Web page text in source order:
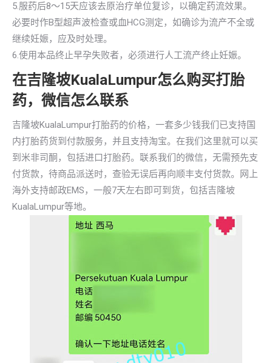
5.服药后8～15天应该去原治疗单位复诊，以确定药流效果。
必要时作B型超声波检查或血HCG测定，如确诊为流产不全或
继续妊娠，应及时处理。
6.使用本品终止早孕失败者，必须进行人工流产终止妊娠。
在吉隆坡KualaLumpur怎么购买打胎
药，微信怎么联系
吉隆坡KualaLumpur打胎药的价格，一套多少钱我们已支持国
内打胎药货到付款服务，并且支持淘宝。在我们这里就可以买
到米非司酮，包括进口打胎药。联系我们的微信，无需预先支
付货款，待商品派送时，查验无误后再向顺丰支付货款。网上
海外支持邮政EMS，一般7天左右即可到货，包括吉隆坡
KualaLumpur等地。